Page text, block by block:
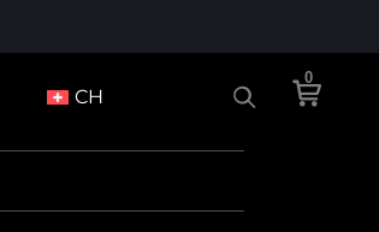
CH
0